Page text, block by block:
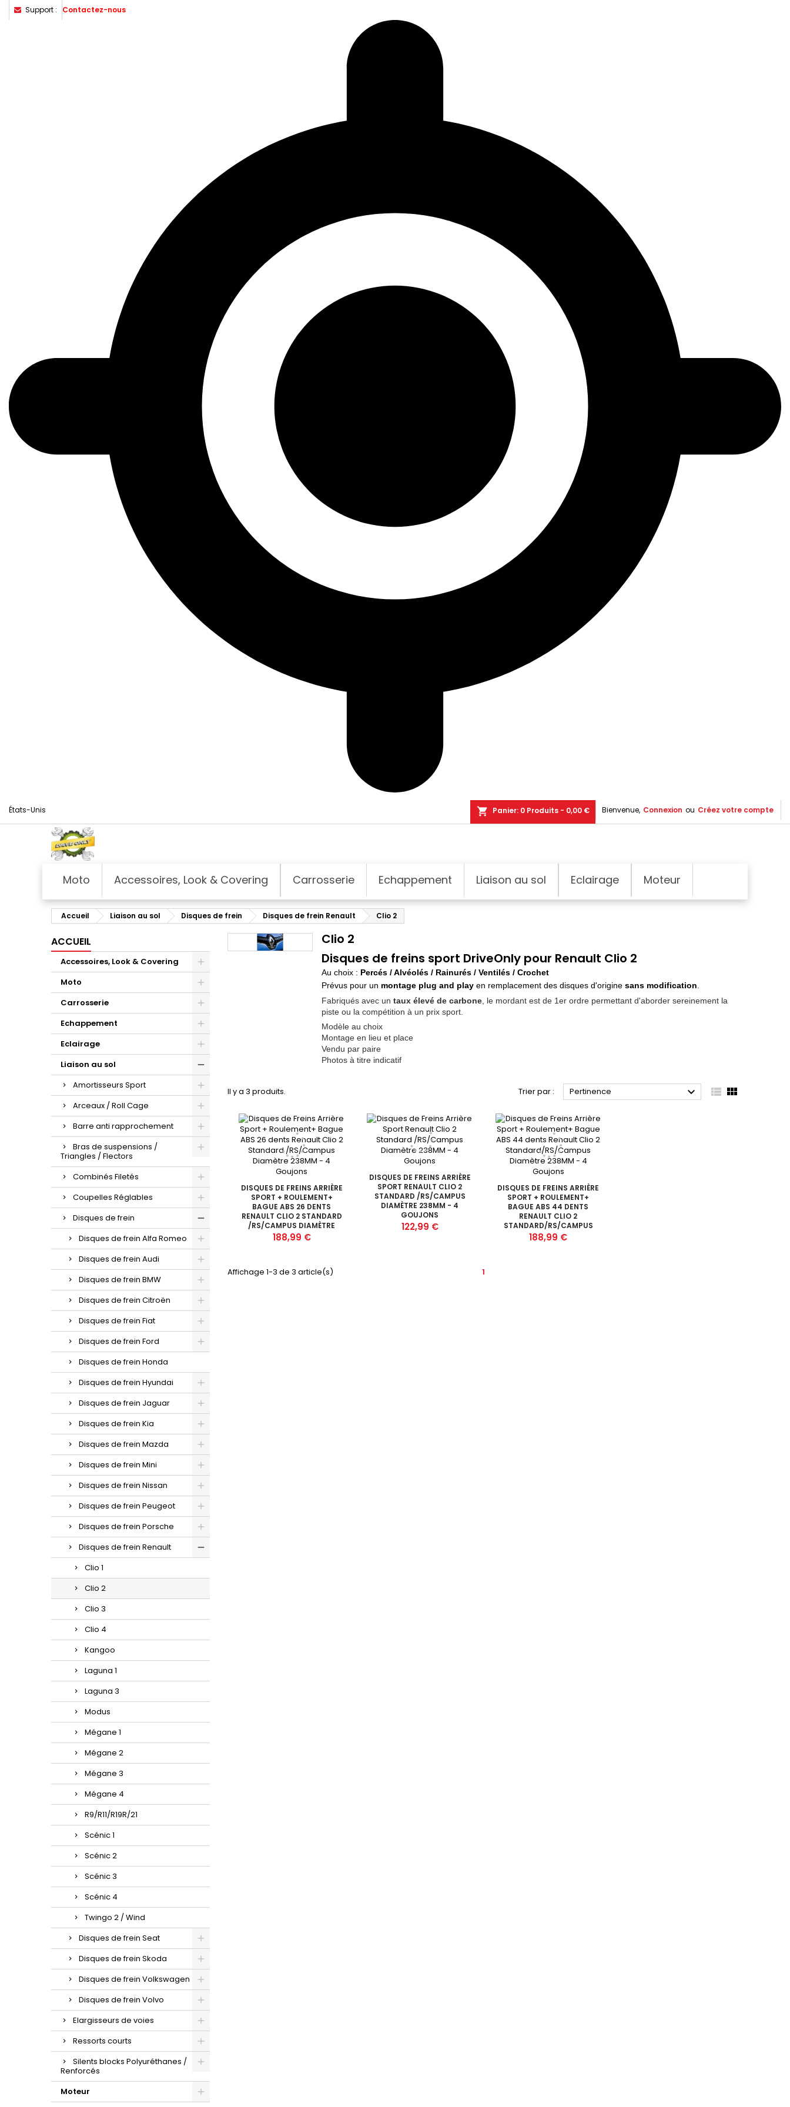
Support : Contactez-nous
États-Unis Bienvenue, Connexion ou Créez votre compte
shopping_cart Panier: 0 Produits - 0,00 €
Moto Accessoires, Look & Covering Carrosserie Echappement Liaison au sol Eclairage Moteur
Accueil Liaison au sol Disques de frein Disques de frein Renault Clio 2
ACCUEIL
Accessoires, Look & Covering
Moto
Carrosserie
Echappement
Eclairage
Liaison au sol
Amortisseurs Sport
Arceaux / Roll Cage
Barre anti rapprochement
Bras de suspensions /
Triangles / Flectors
Combinés Filetés
Coupelles Réglables
Disques de frein
Disques de frein Alfa Romeo
Disques de frein Audi
Disques de frein BMW
Disques de frein Citroën
Disques de frein Fiat
Disques de frein Ford
Disques de frein Honda
Disques de frein Hyundai
Disques de frein Jaguar
Disques de frein Kia
Disques de frein Mazda
Disques de frein Mini
Disques de frein Nissan
Disques de frein Peugeot
Disques de frein Porsche
Disques de frein Renault
Clio 1
Clio 2
Clio 3
Clio 4
Kangoo
Laguna 1
Laguna 3
Modus
Mégane 1
Mégane 2
Mégane 3
Mégane 4
R9/R11/R19R/21
Scénic 1
Scénic 2
Scénic 3
Scénic 4
Twingo 2 / Wind
Disques de frein Seat
Disques de frein Skoda
Disques de frein Volkswagen
Disques de frein Volvo
Elargisseurs de voies
Ressorts courts
Silents blocks Polyuréthanes /
Renforcés
Moteur
Clio 2
Disques de freins sport DriveOnly pour Renault Clio 2
Au choix : Percés / Alvéolés / Rainurés / Ventilés / Crochet
Prévus pour un montage plug and play en remplacement des disques d'origine sans modification
Fabriqués avec un taux élevé de carbone , le mordant est de 1er ordre permettant d'aborder sereinement la
piste ou la compétition à un prix sport.
Modèle au choix
Montage en lieu et place
Vendu par paire
Photos à titre indicatif
Il y a 3 produits. Trier par : Pertinence   
DISQUES DE FREINS ARRIÈRE
SPORT + ROULEMENT+
BAGUE ABS 26 DENTS
RENAULT CLIO 2 STANDARD
/RS/CAMPUS DIAMÈTRE
238MM - 4 GOUJONS
Prix
188,99 €
DISQUES DE FREINS ARRIÈRE
SPORT RENAULT CLIO 2
STANDARD /RS/CAMPUS
DIAMÈTRE 238MM - 4
GOUJONS
Prix
122,99 €
DISQUES DE FREINS ARRIÈRE
SPORT + ROULEMENT+
BAGUE ABS 44 DENTS
RENAULT CLIO 2
STANDARD/RS/CAMPUS
DIAMÈTRE 238MM - 4
GOUJONS
Prix
188,99 €
Affichage 1-3 de 3 article(s) 1